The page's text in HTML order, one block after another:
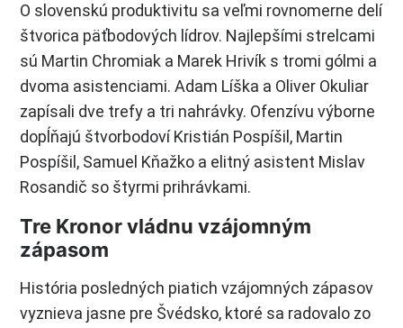
O slovenskú produktivitu sa veľmi rovnomerne delí
štvorica päťbodových lídrov. Najlepšími strelcami
sú Martin Chromiak a Marek Hrivík s tromi gólmi a
dvoma asistenciami. Adam Líška a Oliver Okuliar
zapísali dve trefy a tri nahrávky. Ofenzívu výborne
dopĺňajú štvorbodoví Kristián Pospíšil, Martin
Pospíšil, Samuel Kňažko a elitný asistent Mislav
Rosandič so štyrmi prihrávkami.
Tre Kronor vládnu vzájomným
zápasom
História posledných piatich vzájomných zápasov
vyznieva jasne pre Švédsko, ktoré sa radovalo zo